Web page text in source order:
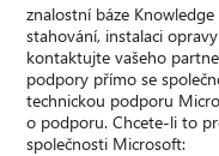
znalostní báze
stahování, instalaci
kontaktujte vašeho
podpory přímo se
technickou podporu
o podporu. Chcete-li to
společnosti Microsoft: